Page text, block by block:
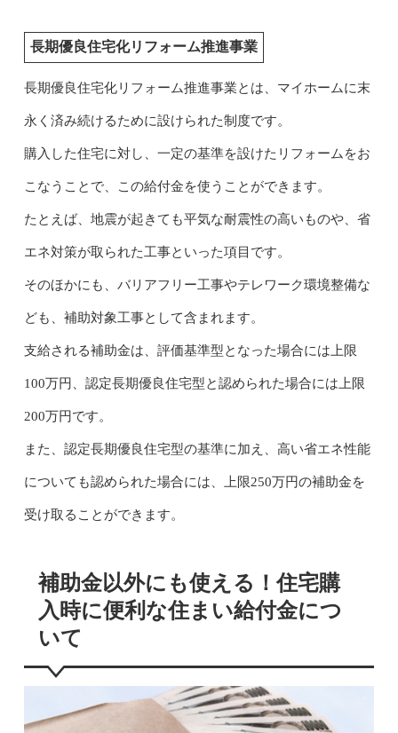
長期優良住宅化リフォーム推進事業
長期優良住宅化リフォーム推進事業とは、マイホームに末
永く済み続けるために設けられた制度です。
購入した住宅に対し、一定の基準を設けたリフォームをお
こなうことで、この給付金を使うことができます。
たとえば、地震が起きても平気な耐震性の高いものや、省
エネ対策が取られた工事といった項目です。
そのほかにも、バリアフリー工事やテレワーク環境整備な
ども、補助対象工事として含まれます。
支給される補助金は、評価基準型となった場合には上限
100万円、認定長期優良住宅型と認められた場合には上限
200万円です。
また、認定長期優良住宅型の基準に加え、高い省エネ性能
についても認められた場合には、上限250万円の補助金を
受け取ることができます。
補助金以外にも使える！住宅購
入時に便利な住まい給付金につ
いて